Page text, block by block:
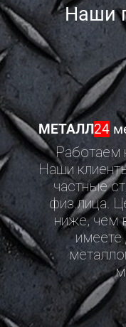
Наши
МЕТАЛЛ24
Работаем
Наши
частные
физ.лица.
ниже, чем